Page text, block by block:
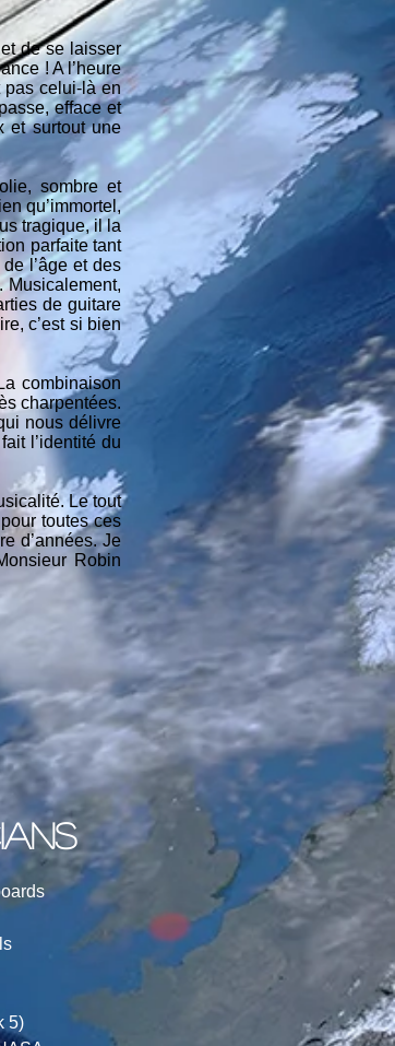
de se laisser
! A l’heure
pas celui-là en
efface et
et surtout une
sombre et
qu’immortel,
tragique, il la
parfaite tant
l’âge et des
Musicalement,
de guitare
c’est si bien
combinaison
charpentées.
nous délivre
l’identité du
Le tout
toutes ces
d’années. Je
Robin
5)